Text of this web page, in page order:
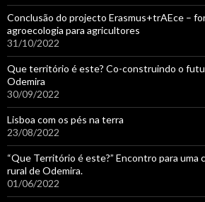
Conclusão do projecto Erasmus+trAEce –
agroecologia para agricultores
31/10/2022
Que território é este? Co-construindo o
Odemira
30/09/2022
Lisboa com os pés na terra
23/08/2022
“Que Território é este?” Encontro para uma
rural de Odemira.
01/06/2022